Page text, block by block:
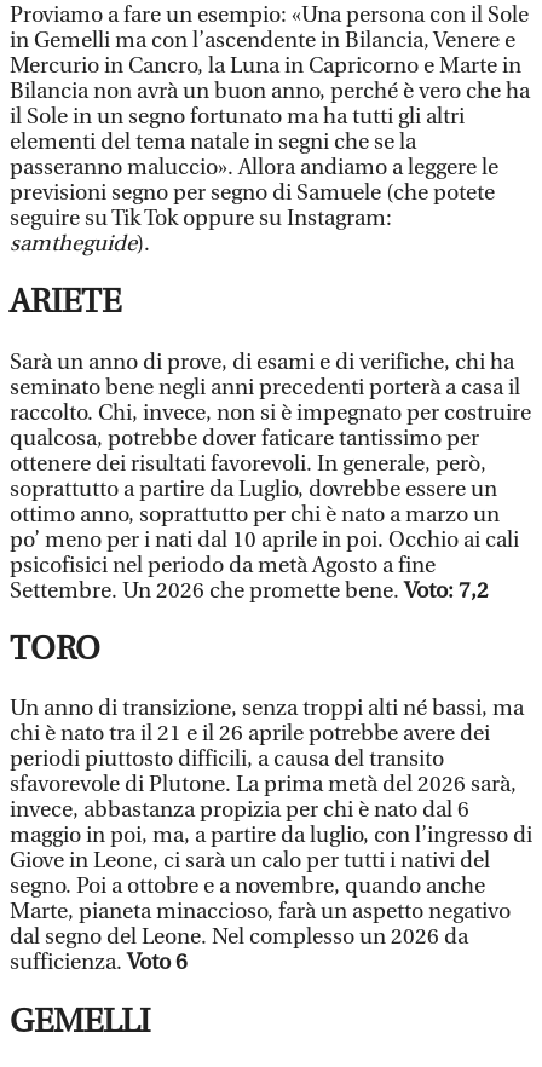
Proviamo a fare un esempio: «Una persona con il Sole
in Gemelli ma con l’ascendente in Bilancia, Venere e
Mercurio in Cancro, la Luna in Capricorno e Marte in
Bilancia non avrà un buon anno, perché è vero che ha
il Sole in un segno fortunato ma ha tutti gli altri
elementi del tema natale in segni che se la
passeranno maluccio». Allora andiamo a leggere le
previsioni segno per segno di Samuele (che potete
seguire su Tik Tok oppure su Instagram:
samtheguide).
ARIETE
Sarà un anno di prove, di esami e di verifiche, chi ha
seminato bene negli anni precedenti porterà a casa il
raccolto. Chi, invece, non si è impegnato per costruire
qualcosa, potrebbe dover faticare tantissimo per
ottenere dei risultati favorevoli. In generale, però,
soprattutto a partire da Luglio, dovrebbe essere un
ottimo anno, soprattutto per chi è nato a marzo un
po’ meno per i nati dal 10 aprile in poi. Occhio ai cali
psicofisici nel periodo da metà Agosto a fine
Settembre. Un 2026 che promette bene.Voto: 7,2
TORO
Un anno di transizione, senza troppi alti né bassi, ma
chi è nato tra il 21 e il 26 aprile potrebbe avere dei
periodi piuttosto difficili, a causa del transito
sfavorevole di Plutone. La prima metà del 2026 sarà,
invece, abbastanza propizia per chi è nato dal 6
maggio in poi, ma, a partire da luglio, con l’ingresso di
Giove in Leone, ci sarà un calo per tutti i nativi del
segno. Poi a ottobre e a novembre, quando anche
Marte, pianeta minaccioso, farà un aspetto negativo
dal segno del Leone. Nel complesso un 2026 da
sufficienza.Voto 6
GEMELLI